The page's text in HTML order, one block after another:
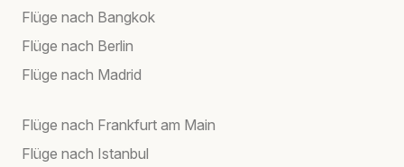
Flüge nach Bangkok
Flüge nach Berlin
Flüge nach Madrid
Flüge nach Frankfurt am Main
Flüge nach Istanbul